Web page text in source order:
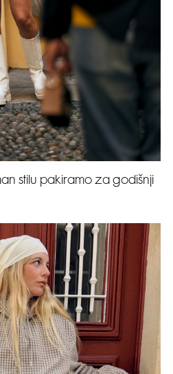
stilu pakiramo za godišnji